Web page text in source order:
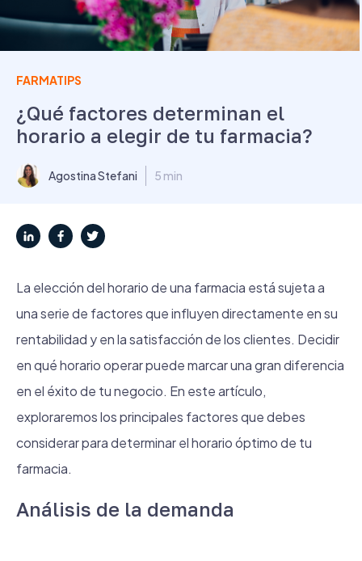
FARMATIPS
¿Qué factores determinan el
horario a elegir de tu farmacia?
Agostina Stefani 5 min
La elección del horario de una farmacia está sujeta a
una serie de factores que influyen directamente en su
rentabilidad y en la satisfacción de los clientes. Decidir
en qué horario operar puede marcar una gran diferencia
en el éxito de tu negocio. En este artículo,
exploraremos los principales factores que debes
considerar para determinar el horario óptimo de tu
farmacia.
Análisis de la demanda